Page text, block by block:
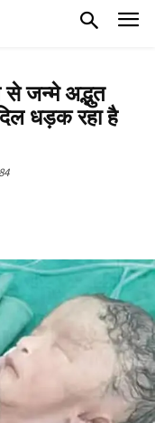
से जन्मे अद्भुत
धड़क रहा है